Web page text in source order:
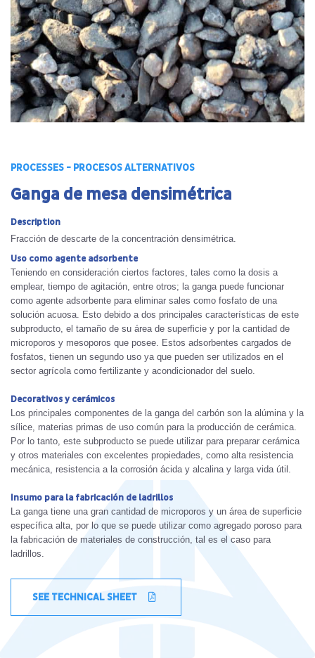
PROCESSES - PROCESOS ALTERNATIVOS
Ganga de mesa densimétrica
Description
Fracción de descarte de la concentración densimétrica.
Uso como agente adsorbente
Teniendo en consideración ciertos factores, tales como la dosis a
emplear, tiempo de agitación, entre otros; la ganga puede funcionar
como agente adsorbente para eliminar sales como fosfato de una
solución acuosa. Esto debido a dos principales características de este
subproducto, el tamaño de su área de superficie y por la cantidad de
microporos y mesoporos que posee. Estos adsorbentes cargados de
fosfatos, tienen un segundo uso ya que pueden ser utilizados en el
sector agrícola como fertilizante y acondicionador del suelo.
Decorativos y cerámicos
Los principales componentes de la ganga del carbón son la alúmina y la
sílice, materias primas de uso común para la producción de cerámica.
Por lo tanto, este subproducto se puede utilizar para preparar cerámica
y otros materiales con excelentes propiedades, como alta resistencia
mecánica, resistencia a la corrosión ácida y alcalina y larga vida útil.
Insumo para la fabricación de ladrillos
La ganga tiene una gran cantidad de microporos y un área de superficie
específica alta, por lo que se puede utilizar como agregado poroso para
la fabricación de materiales de construcción, tal es el caso para
ladrillos.
SEE TECHNICAL SHEET